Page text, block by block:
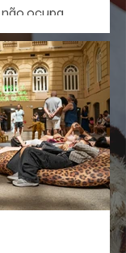
ocupa
isso seja tão fácil